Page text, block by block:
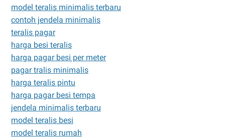
model teralis minimalis terbaru
contoh jendela minimalis
teralis pagar
harga besi teralis
harga pagar besi per meter
pagar tralis minimalis
harga teralis pintu
harga pagar besi tempa
jendela minimalis terbaru
model teralis besi
model teralis rumah